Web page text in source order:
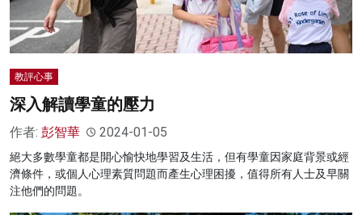
教評心事
深入解讀學童的壓力
作者: 彭智華 2024-01-05
絕大多數學童都是開心愉快地學習及生活，但有學童因家庭背景或經
濟條件，或個人心理素質問題而產生心理困擾，值得所有人士及早關
注他們的問題。